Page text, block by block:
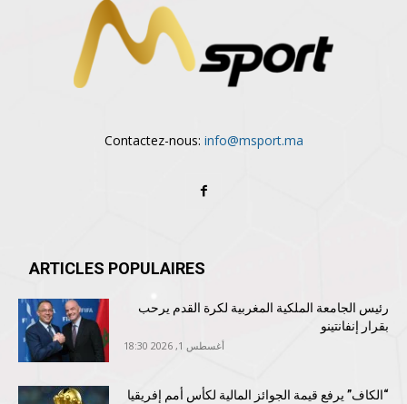
Contactez-nous: info@msport.ma
ARTICLES POPULAIRES
رئيس الجامعة الملكية المغربية لكرة القدم يرحب
بقرار إنفانتينو
أغسطس 1, 2026 18:30
“الكاف” يرفع قيمة الجوائز المالية لكأس أمم إفريقيا